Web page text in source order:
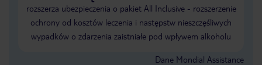
rozszerza ubezpieczenia o pakiet All Inclusive - rozszerzenie
ochrony od kosztów leczenia i następstw nieszczęśliwych
wypadków o zdarzenia zaistniałe pod wpływem alkoholu
Dane Mondial Assistance